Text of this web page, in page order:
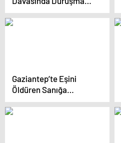
Ertelendi
Gaziantep’te Eşini
Öldüren Sanığa
Ağırlaştırılmış Müebbet
Cezası